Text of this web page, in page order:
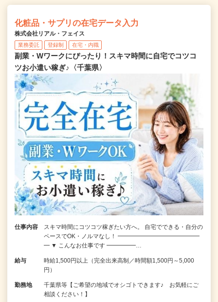
化粧品・サプリの在宅データ入力
株式会社リアル・フェイス
業務委託 登録制 在宅・内職
副業・Wワークにぴったり！スキマ時間に自宅でコツコ
ツお小遣い稼ぎ♪〈千葉県〉
仕事内容
スキマ時間にコツコツ稼ぎたい方へ。 自宅でできる・自分の
ペースでOK・ノルマなし！ ━━━━━━━━━━━━━━
━ ▼ こんなお仕事です ━━━━━…
給与
時給1,500円以上（完全出来高制／時間額1,500円～5,000
円）
勤務地
千葉県等【ご希望の地域でオシゴトできます♪ お気軽にご
相談ください！】